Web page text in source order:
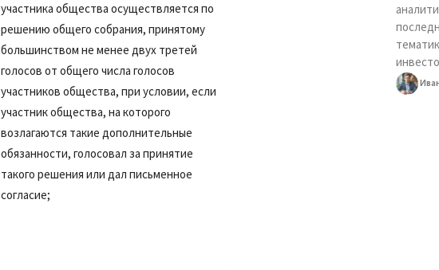
участника общества осуществляется по
решению общего собрания, принятому
большинством не менее двух третей
голосов от общего числа голосов
участников общества, при условии, если
участник общества, на которого
возлагаются такие дополнительные
обязанности, голосовал за принятие
такого решения или дал письменное
согласие;